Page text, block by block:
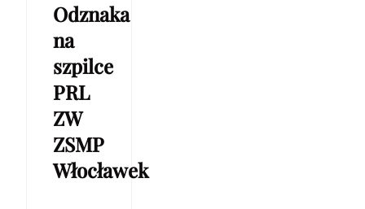
Odznaka
na
szpilce
PRL
ZW
ZSMP
Włocławek